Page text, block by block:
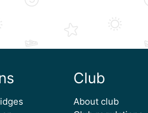
Club
About club